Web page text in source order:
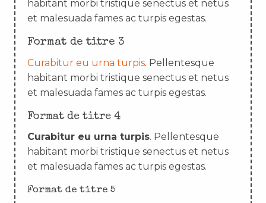
habitant morbi tristique senectus et netus
et malesuada fames ac turpis egestas.
Format de titre 3
Curabitur eu urna turpis. Pellentesque
habitant morbi tristique senectus et netus
et malesuada fames ac turpis egestas.
Format de titre 4
Curabitur eu urna turpis. Pellentesque
habitant morbi tristique senectus et netus
et malesuada fames ac turpis egestas.
Format de titre 5